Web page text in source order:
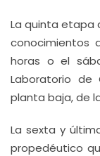
La quinta etapa
conocimientos
horas o el
Laboratorio de
planta baja, de
La sexta y
propedéutico